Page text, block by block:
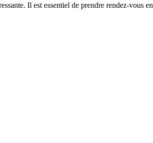
Il est essentiel de prendre rendez-vous